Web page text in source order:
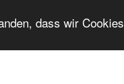
dass wir Cookies